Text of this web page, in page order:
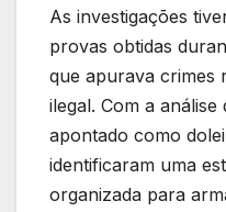
As investigações
provas obtidas
que apurava crimes
ilegal. Com a
apontado como
identificaram uma
organizada para